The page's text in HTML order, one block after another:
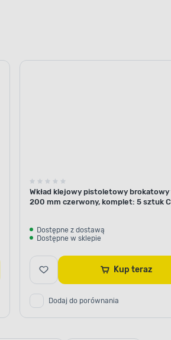
Wkład klejowy pistoletowy brokatowy
200 mm czerwony, komplet: 5 sztuk
Dostępne z dostawą
Dostępne w sklepie
Kup teraz
Dodaj do porównania